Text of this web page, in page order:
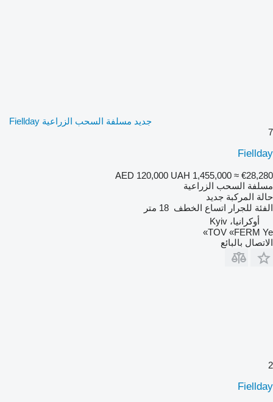
جديد مسلفة السحب الزراعية Fiellday
7
Fiellday
AED 120,000 UAH 1,455,000 ≈ €28,280
مسلفة السحب الزراعية
حالة المركبة جديد
الفئة للجرار اتساع الخطف 18 متر
أوكرانيا، Kyiv
TOV «FERM Ye»
الاتصال بالبائع
2
Fiellday